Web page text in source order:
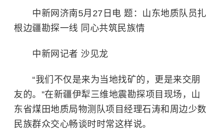
中新网济南5月27日电 题：山东地质队员扎
根边疆勘探一线 同心共筑民族情
中新网记者 沙见龙
“我们不仅是来为当地找矿的，更是来交朋
友的。”在新疆伊犁三维地震勘探项目现场，山
东省煤田地质局物测队项目经理石涛和周边少数
民族群众交心畅谈时时常这样说。